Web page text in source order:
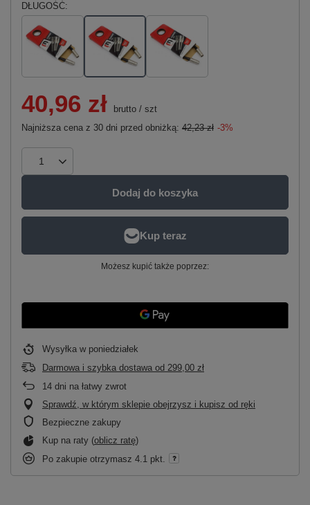
DŁUGOŚĆ
40,96 zł brutto / szt
Najniższa cena z 30 dni przed obniżką: 42,23 zł -3%
Dodaj do koszyka
Możesz kupić także poprzez:
Wysyłka w poniedziałek
Darmowa i szybka dostawa od 299,00 zł
14 dni na łatwy zwrot
Sprawdź, w którym sklepie obejrzysz i kupisz od ręki
Bezpieczne zakupy
Kup na raty (oblicz ratę)
Po zakupie otrzymasz 4.1 pkt.